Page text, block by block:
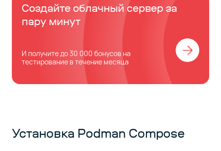
Создайте облачный сервер за
пару минут
И получите до 30 000 бонусов на
тестирование в течение месяца
Установка Podman Compose